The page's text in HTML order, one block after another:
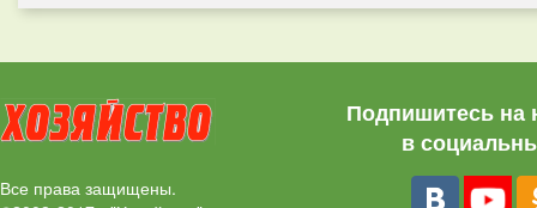
Все права защищены.
Подпишитесь на
в